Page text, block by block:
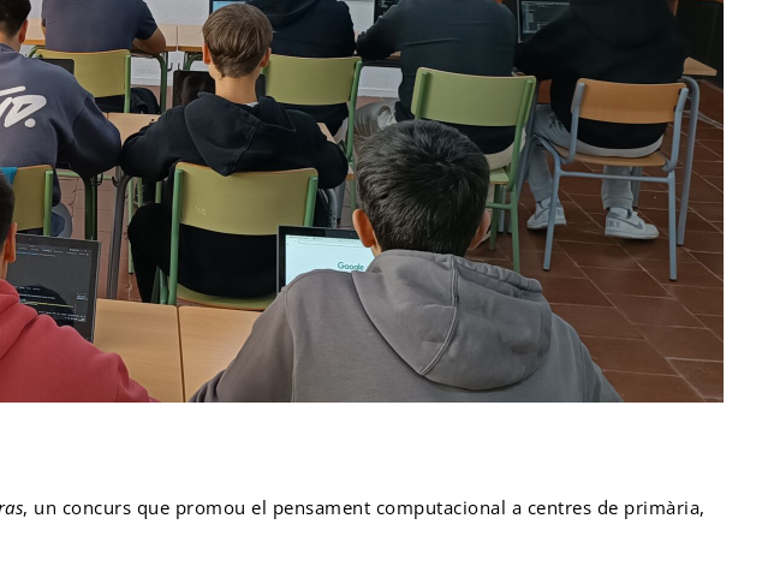
, un concurs que promou el pensament computacional a centres de primària,